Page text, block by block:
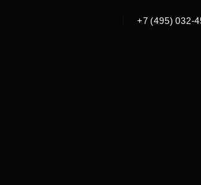
+7 (495) 032-